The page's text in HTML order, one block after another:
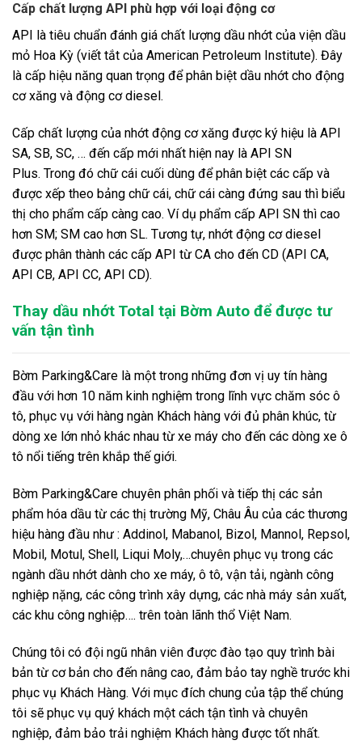
Cấp chất lượng API phù hợp với loại động cơ
API là tiêu chuẩn đánh giá chất lượng dầu nhớt của viện dầu
mỏ Hoa Kỳ (viết tắt của American Petroleum Institute). Đây
là cấp hiệu năng quan trọng để phân biệt dầu nhớt cho động
cơ xăng và động cơ diesel.
Cấp chất lượng của nhớt động cơ xăng được ký hiệu là API
SA, SB, SC, … đến cấp mới nhất hiện nay là API SN
Plus. Trong đó chữ cái cuối dùng để phân biệt các cấp và
được xếp theo bảng chữ cái, chữ cái càng đứng sau thì biểu
thị cho phẩm cấp càng cao. Ví dụ phẩm cấp API SN thì cao
hơn SM; SM cao hơn SL. Tương tự, nhớt động cơ diesel
được phân thành các cấp API từ CA cho đến CD (API CA,
API CB, API CC, API CD).
Thay dầu nhớt Total tại Bờm Auto để được tư
vấn tận tình
Bờm Parking&Care là một trong những đơn vị uy tín hàng
đầu với hơn 10 năm kinh nghiệm trong lĩnh vực chăm sóc ô
tô, phục vụ với hàng ngàn Khách hàng với đủ phân khúc, từ
dòng xe lớn nhỏ khác nhau từ xe máy cho đến các dòng xe ô
tô nổi tiếng trên khắp thế giới.
Bờm Parking&Care chuyên phân phối và tiếp thị các sản
phẩm hóa dầu từ các thị trường Mỹ, Châu Âu của các thương
hiệu hàng đầu như : Addinol, Mabanol, Bizol, Mannol, Repsol,
Mobil, Motul, Shell, Liqui Moly,…chuyên phục vụ trong các
ngành dầu nhớt dành cho xe máy, ô tô, vận tải, ngành công
nghiệp nặng, các công trình xây dựng, các nhà máy sản xuất,
các khu công nghiệp…. trên toàn lãnh thổ Việt Nam.
Chúng tôi có đội ngũ nhân viên được đào tạo quy trình bài
bản từ cơ bản cho đến nâng cao, đảm bảo tay nghề trước khi
phục vụ Khách Hàng. Với mục đích chung của tập thể chúng
tôi sẽ phục vụ quý khách một cách tận tình và chuyên
nghiệp, đảm bảo trải nghiệm Khách hàng được tốt nhất.